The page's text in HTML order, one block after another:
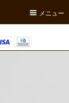
メニュー